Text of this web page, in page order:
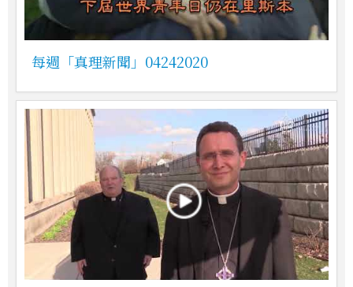
每週「真理新聞」04242020